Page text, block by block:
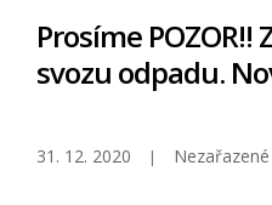
Prosíme
svozu odpadu.
31. 12. 2020 Nezařazené